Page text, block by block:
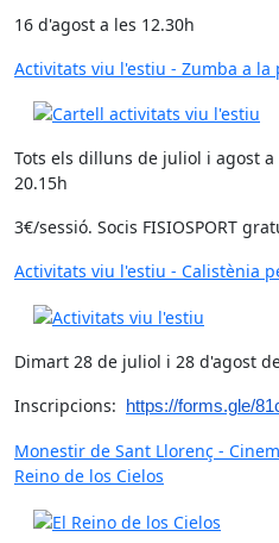
16 d'agost a les 12.30h
Activitats viu l'estiu - Zumba a la
Tots els dilluns de juliol i agost a
20.15h
3€/sessió. Socis FISIOSPORT
Activitats viu l'estiu - Calistènia
Dimart 28 de juliol i 28 d'agost
Inscripcions:
https://forms.gle/
Monestir de Sant Llorenç -
Reino de los Cielos